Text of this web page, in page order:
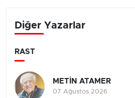
Diğer Yazarlar
RAST
METİN ATAMER
07 Ağustos 2026